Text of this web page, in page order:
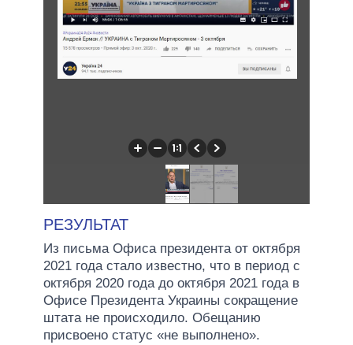
РЕЗУЛЬТАТ
Из письма Офиса президента от октября
2021 года стало известно, что в период с
октября 2020 года до октября 2021 года в
Офисе Президента Украины сокращение
штата не происходило. Обещанию
присвоено статус «не выполнено».